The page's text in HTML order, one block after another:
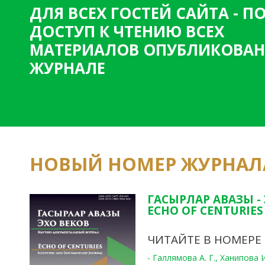
ДЛЯ ВСЕХ ГОСТЕЙ САЙТА -
ДОСТУП К ЧТЕНИЮ ВСЕХ
МАТЕРИАЛОВ
ЖУРНАЛЕ
НОВЫЙ НОМЕР
ГАСЫРЛАР АВАЗЫ -
ECHO OF
ЧИТАЙТЕ В НОМЕРЕ
- Галлямова А. Г.,